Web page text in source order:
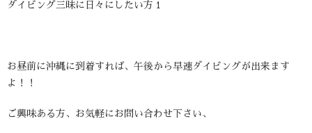
ダイビング三昧に日々にしたい方１
お昼前に沖縄に到着すれば、午後から早速ダイビングが出来ます
よ！！
ご興味ある方、お気軽にお問い合わせ下さい、